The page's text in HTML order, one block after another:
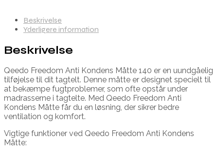
Beskrivelse
Yderligere information
Beskrivelse
Qeedo Freedom Anti Kondens Måtte 140 er en uundgåelig
tilføjelse til dit tagtelt. Denne måtte er designet specielt til
at bekæmpe fugtproblemer, som ofte opstår under
madrasserne i tagtelte. Med Qeedo Freedom Anti
Kondens Måtte får du en løsning, der sikrer bedre
ventilation og komfort.
Vigtige funktioner ved Qeedo Freedom Anti Kondens
Måtte: